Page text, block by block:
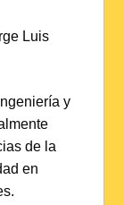
Luis
y
de la
en